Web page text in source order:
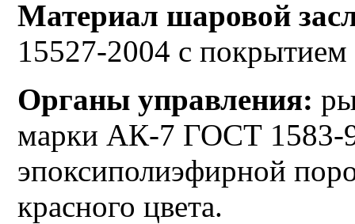
Материал шаровой
15527-2004 с
Органы управления:
марки АК-7 ГОСТ 1583-
эпоксиполиэфирной
красного цвета.